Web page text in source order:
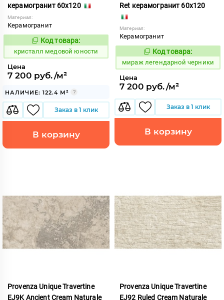
керамогранит 60x120
Материал:
Керамогранит
819498
Код товара:
кристалл медовой юности
Цена
7 200 руб./м²
НАЛИЧИЕ: 122.4 М²
Заказ в 1 клик
В корзину
Ret керамогранит 60x120
Материал:
Керамогранит
989869
Код товара:
мираж легендарной черники
Цена
7 200 руб./м²
Заказ в 1 клик
В корзину
Provenza Unique Travertine
EJ9K Ancient Cream Naturale
Provenza Unique Travertine
EJ92 Ruled Cream Naturale